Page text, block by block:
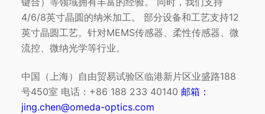
4/6/8英寸晶圆的纳米加工。 部分设备和工艺支持12
英寸晶圆工艺。针对MEMS传感器、柔性传感器、微
流控、微纳光学等行业。
中国（上海）自由贸易试验区临港新片区业盛路188
号450室 电话：+86 188 233 40140 邮箱：
jing.chen@omeda-optics.com